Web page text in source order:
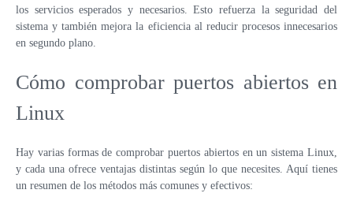
los servicios esperados y necesarios. Esto refuerza la seguridad del
sistema y también mejora la eficiencia al reducir procesos innecesarios
en segundo plano.
Cómo comprobar puertos abiertos en
Linux
Hay varias formas de comprobar puertos abiertos en un sistema Linux,
y cada una ofrece ventajas distintas según lo que necesites. Aquí tienes
un resumen de los métodos más comunes y efectivos: